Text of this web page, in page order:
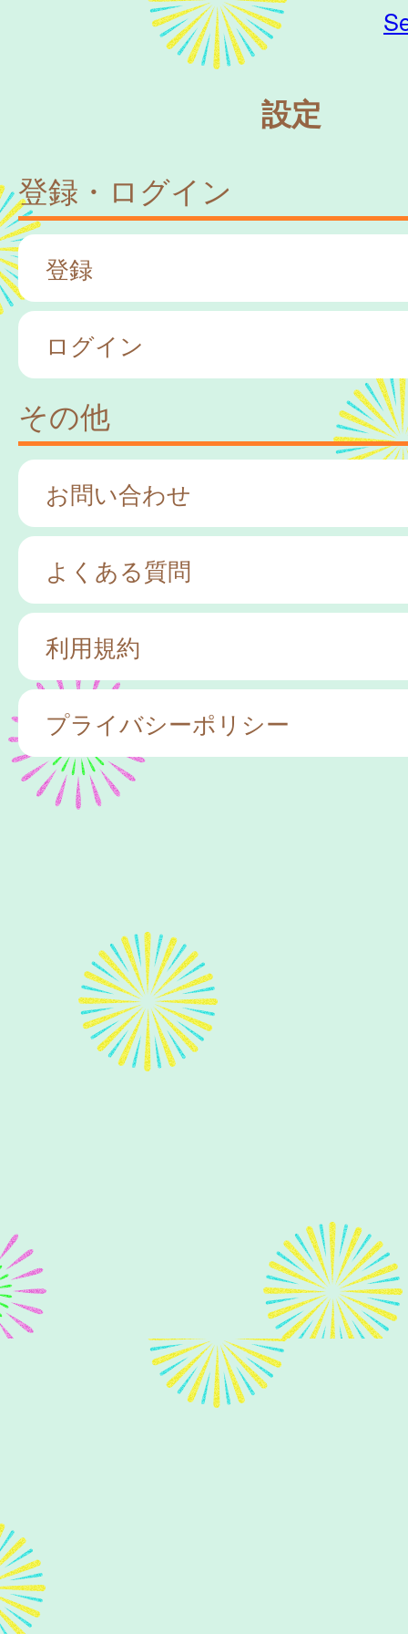
設定
登録・ログイン
登録
ログイン
その他
お問い合わせ
よくある質問
利用規約
プライバシーポリシー